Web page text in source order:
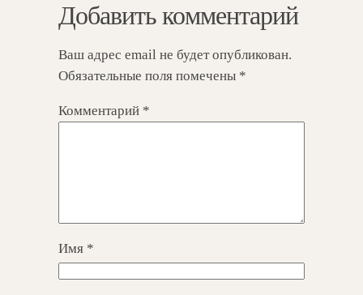
Добавить комментарий
Ваш адрес email не будет опубликован.
Обязательные поля помечены *
Комментарий *
Имя *